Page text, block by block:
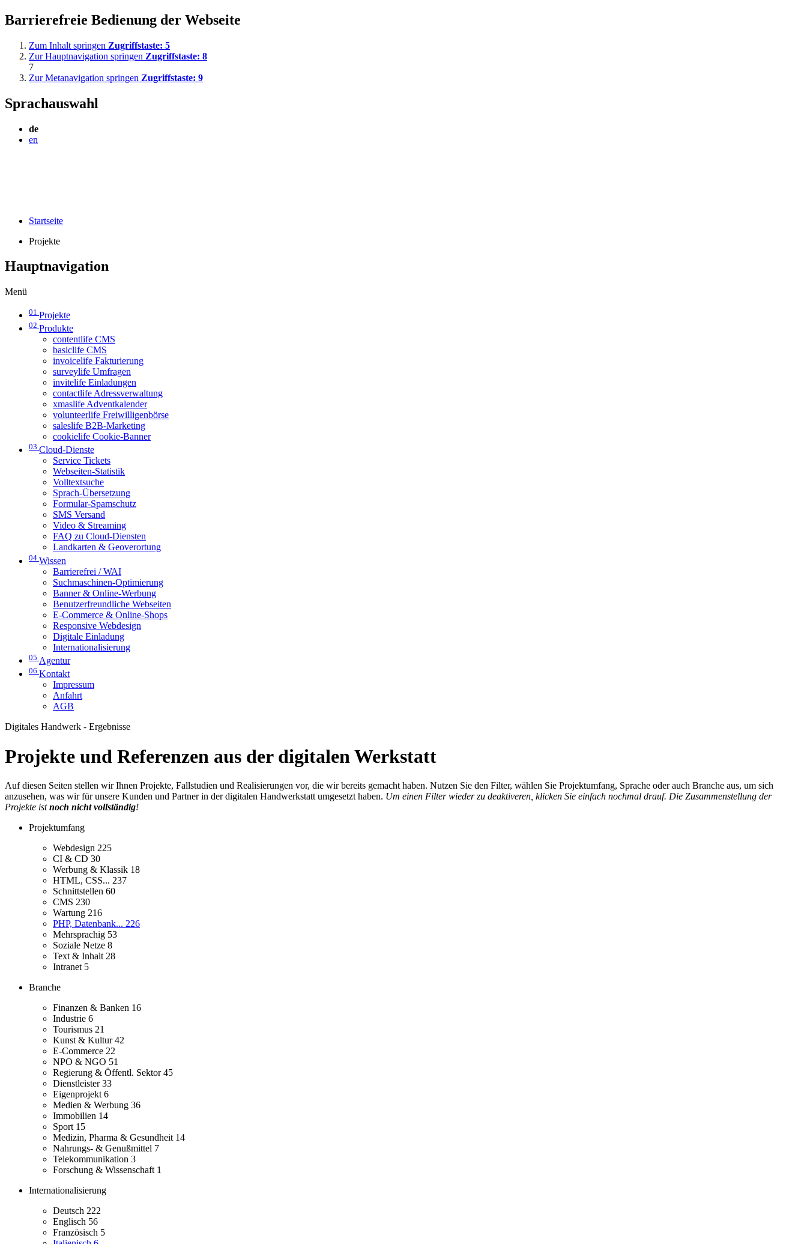
Barrierefreie Bedienung der Webseite
Zum Inhalt springen Zugriffstaste: 5
Zur Hauptnavigation springen Zugriffstaste: 8
7
Zur Metanavigation springen Zugriffstaste: 9
Sprachauswahl
de
en
Startseite
Projekte
Hauptnavigation
Menü
01 Projekte
02 Produkte
contentlife CMS
basiclife CMS
invoicelife Fakturierung
surveylife Umfragen
invitelife Einladungen
contactlife Adressverwaltung
xmaslife Adventkalender
volunteerlife Freiwilligenbörse
saleslife B2B-Marketing
cookielife Cookie-Banner
03 Cloud-Dienste
Service Tickets
Webseiten-Statistik
Volltextsuche
Sprach-Übersetzung
Formular-Spamschutz
SMS Versand
Video & Streaming
FAQ zu Cloud-Diensten
Landkarten & Geoverortung
04 Wissen
Barrierefrei / WAI
Suchmaschinen-Optimierung
Banner & Online-Werbung
Benutzerfreundliche Webseiten
E-Commerce & Online-Shops
Responsive Webdesign
Digitale Einladung
Internationalisierung
05 Agentur
06 Kontakt
Impressum
Anfahrt
AGB
Digitales Handwerk - Ergebnisse
Projekte und Referenzen aus der digitalen Werkstatt
Auf diesen Seiten stellen wir Ihnen Projekte, Fallstudien und Realisierungen vor, die wir bereits gemacht haben. Nutzen Sie den Filter, wählen Sie Projektumfang, Sprache oder auch Branche aus, um sich
anzusehen, was wir für unsere Kunden und Partner in der digitalen Handwerkstatt umgesetzt haben. Um einen Filter wieder zu deaktiveren, klicken Sie einfach nochmal drauf. Die Zusammenstellung der
Projekte istnoch nicht vollständig!
Projektumfang
Webdesign 225
CI & CD 30
Werbung & Klassik 18
HTML, CSS... 237
Schnittstellen 60
CMS 230
Wartung 216
PHP, Datenbank... 226
Mehrsprachig 53
Soziale Netze 8
Text & Inhalt 28
Intranet 5
Branche
Finanzen & Banken 16
Industrie 6
Tourismus 21
Kunst & Kultur42
E-Commerce 22
NPO & NGO 51
Regierung & Öffentl. Sektor45
Dienstleister33
Eigenprojekt 6
Medien & Werbung 36
Immobilien 14
Sport 15
Medizin, Pharma & Gesundheit 14
Nahrungs- & Genußmittel 7
Telekommunikation 3
Forschung & Wissenschaft 1
Internationalisierung
Deutsch 222
Englisch 56
Französisch 5